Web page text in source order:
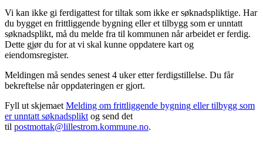
Vi kan ikke gi ferdigattest for tiltak som ikke er søknadspliktige. Har
du bygget en frittliggende bygning eller et tilbygg som er unntatt
søknadsplikt, må du melde fra til kommunen når arbeidet er ferdig.
Dette gjør du for at vi skal kunne oppdatere kart og
eiendomsregister.
Meldingen må sendes senest 4 uker etter ferdigstillelse. Du får
bekreftelse når oppdateringen er gjort.
Fyll ut skjemaet Melding om frittliggende bygning eller tilbygg som
er unntatt søknadsplikt og send det
til postmottak@lillestrom.kommune.no.